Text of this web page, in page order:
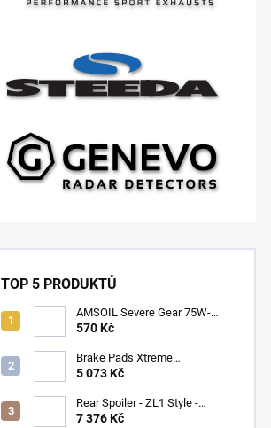
TOP 5 PRODUKTŮ
AMSOIL Severe Gear 75W-
140
570 Kč
Brake Pads Xtreme
Performance ECE R90
(DB9021XP)
5 073 Kč
Rear Spoiler - ZL1 Style -
Gloss Black (CAMARO 16-23)
7 376 Kč